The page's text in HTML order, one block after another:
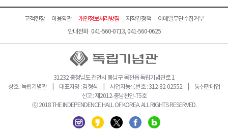
고객헌장 이용약관 개인정보처리방침 저작권정책
이메일무단수집거부
안내전화 041-560-0713, 041-560-0625
31232 충청남도 천안시 동남구 목천읍 독립기념관로 1
상호 : 독립기념관 | 대표자명 : 김형석 | 사업자등록번호 : 312-82-02552 | 통신판매업
신고 : 제2012-충남천안-75호
ⓒ 2018 THE INDEPENDENCE HALL OF KOREA. ALL RIGHTS RESERVED.